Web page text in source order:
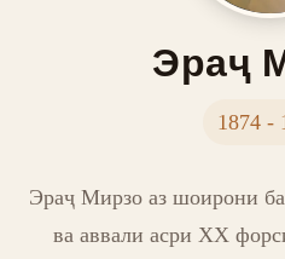
Эраҷ
1874 -
Эраҷ Мирзо аз шоирони
ва аввали асри XX